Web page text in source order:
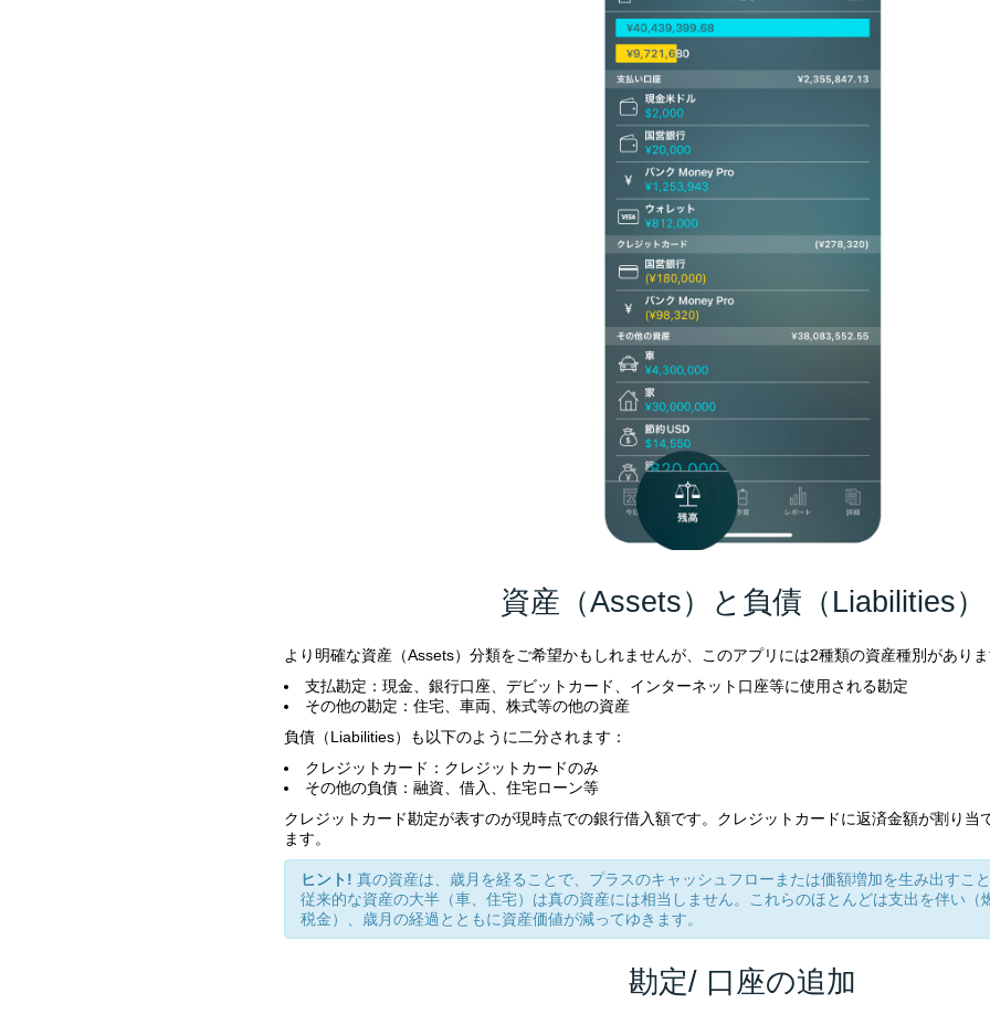
資産（Assets）と負債（Liabilities）
より明確な資産（Assets）分類をご希望かもしれませんが、このアプリには2種類の資産種別がありま
支払勘定：現金、銀行口座、デビットカード、インターネット口座等に使用される勘定
その他の勘定：住宅、車両、株式等の他の資産
負債（Liabilities）も以下のように二分されます：
クレジットカード：クレジットカードのみ
その他の負債：融資、借入、住宅ローン等
クレジットカード勘定が表すのが現時点での銀行借入額です。クレジットカードに返済金額が割り当
ます。
ヒント! 真の資産は、歳月を経ることで、プラスのキャッシュフローまたは価額増加を生み出すこ
従来的な資産の大半（車、住宅）は真の資産には相当しません。これらのほとんどは支出を伴い（
税金）、歳月の経過とともに資産価値が減ってゆきます。
勘定/ 口座の追加